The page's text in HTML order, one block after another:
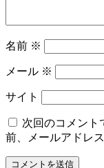
名前 ※
メール ※
サイト
次回のコメント
前、メールアドレ